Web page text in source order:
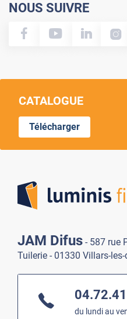
NOUS SUIVRE
CATALOGUE
Télécharger
JAM Difus - 587 rue
Tuilerie - 01330 Villars-les-
du lundi au